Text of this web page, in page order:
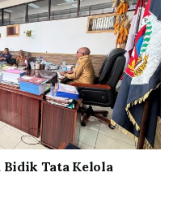
Bidik Tata Kelola